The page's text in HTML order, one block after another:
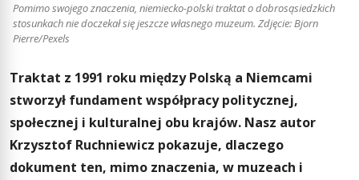
Pomimo swojego znaczenia, niemiecko-polski traktat o dobrosąsiedzkich
stosunkach nie doczekał się jeszcze własnego muzeum. Zdjęcie: Bjorn
Pierre/Pexels
Traktat z 1991 roku między Polską a Niemcami
stworzył fundament współpracy politycznej,
społecznej i kulturalnej obu krajów. Nasz autor
Krzysztof Ruchniewicz pokazuje, dlaczego
dokument ten, mimo znaczenia, w muzeach i